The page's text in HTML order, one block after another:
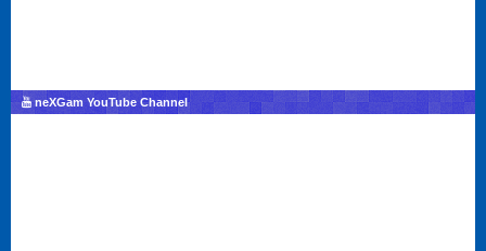
neXGam YouTube Channel